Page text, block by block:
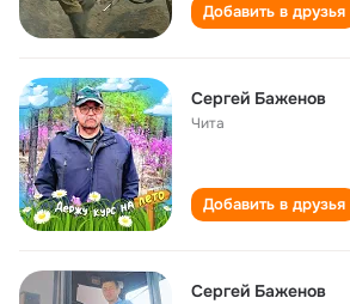
Добавить в друзья
Сергей Баженов
Чита
Добавить в друзья
Сергей Баженов